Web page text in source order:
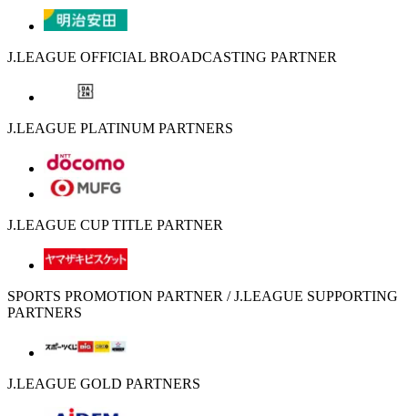
J.LEAGUE OFFICIAL BROADCASTING PARTNER
J.LEAGUE PLATINUM PARTNERS
J.LEAGUE CUP TITLE PARTNER
SPORTS PROMOTION PARTNER / J.LEAGUE SUPPORTING
PARTNERS
J.LEAGUE GOLD PARTNERS